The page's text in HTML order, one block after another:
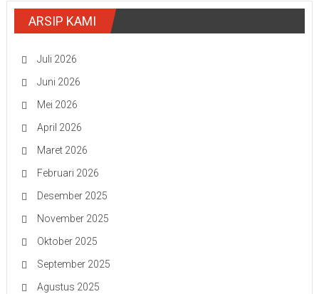
ARSIP KAMI
Juli 2026
Juni 2026
Mei 2026
April 2026
Maret 2026
Februari 2026
Desember 2025
November 2025
Oktober 2025
September 2025
Agustus 2025